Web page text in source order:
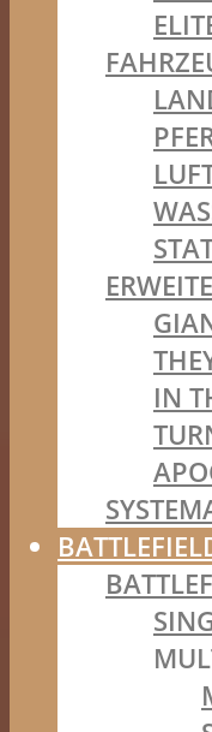
IN